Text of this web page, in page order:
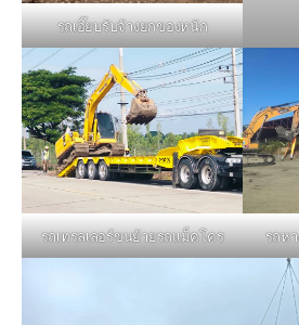
รถเฮี๊ยบรับจ้างยกของหนัก
รถเทรลเลอร์ขนย้ายรถแม็คโคร รถห